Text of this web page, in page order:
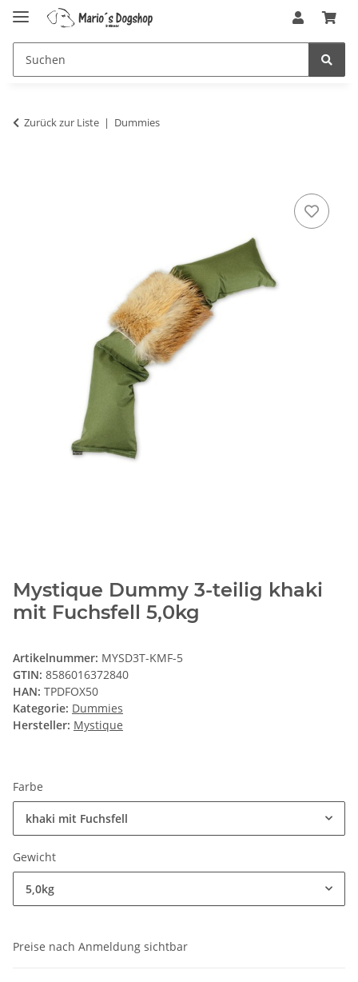
Zurück zur Liste Dummies
Mystique Dummy 3-teilig khaki
mit Fuchsfell 5,0kg
Artikelnummer: MYSD3T-KMF-5
GTIN: 8586016372840
HAN: TPDFOX50
Kategorie: Dummies
Hersteller: Mystique
Farbe
khaki mit Fuchsfell
Gewicht
5,0kg
Preise nach Anmeldung sichtbar